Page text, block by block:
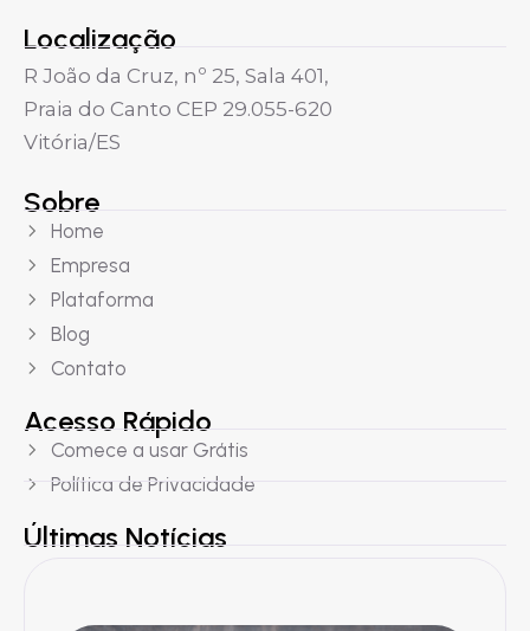
Localização
R João da Cruz, nº 25, Sala 401,
Praia do Canto CEP 29.055-620
Vitória/ES
Sobre
Home
Empresa
Plataforma
Blog
Contato
Acesso Rápido
Comece a usar Grátis
Política de Privacidade
Últimas Notícias